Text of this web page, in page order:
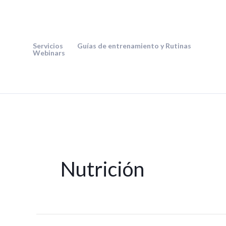
Servicios
Guías de entrenamiento y Rutinas
Webinars
Nutrición